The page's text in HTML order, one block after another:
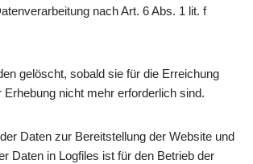
nach Art. 6 Abs. 1 lit. f
gelöscht, sobald sie für die Erreichung
nicht mehr erforderlich sind.
Daten zur Bereitstellung der Website und
Daten in Logfiles ist für den Betrieb der